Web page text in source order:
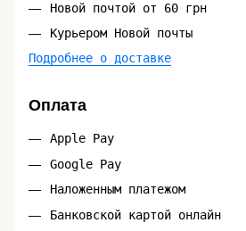
Новой почтой от 60 грн
Курьером Новой почты
Подробнее о доставке
Оплата
Apple Pay
Google Pay
Наложенным платежом
Банковской картой онлайн